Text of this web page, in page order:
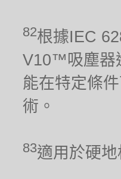
82根據IEC
V10™吸塵器
能在特定條
術。
83適用於硬地